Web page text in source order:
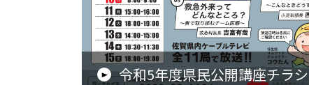
令和5年度県民公開講座チラシ